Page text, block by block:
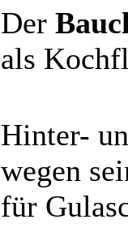
Der
als
Hinter-
wegen
für